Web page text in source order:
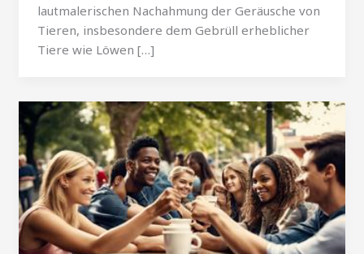
lautmalerischen Nachahmung der Geräusche von
Tieren, insbesondere dem Gebrüll erheblicher
Tiere wie Löwen […]